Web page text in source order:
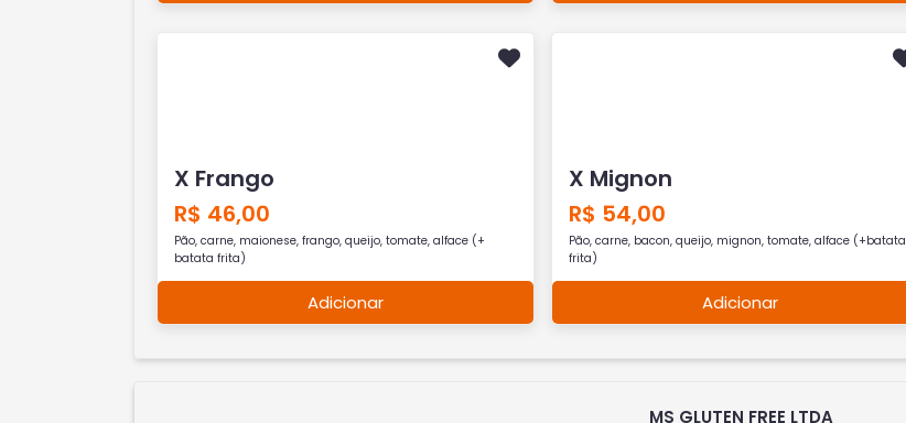
X Frango
R$ 46,00
Pão, carne, maionese, frango, queijo, tomate, alface (+
batata frita)
Adicionar
X Mignon
R$ 54,00
Pão, carne, bacon, queijo, mignon, tomate, alface (+batata
frita)
Adicionar
MS GLUTEN FREE LTDA